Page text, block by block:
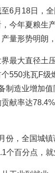
6月18日，
今年夏粮生
量形势明朗
最大直径土
550兆瓦F级
制造业增加
献率达
份，全国城
个百分点，就